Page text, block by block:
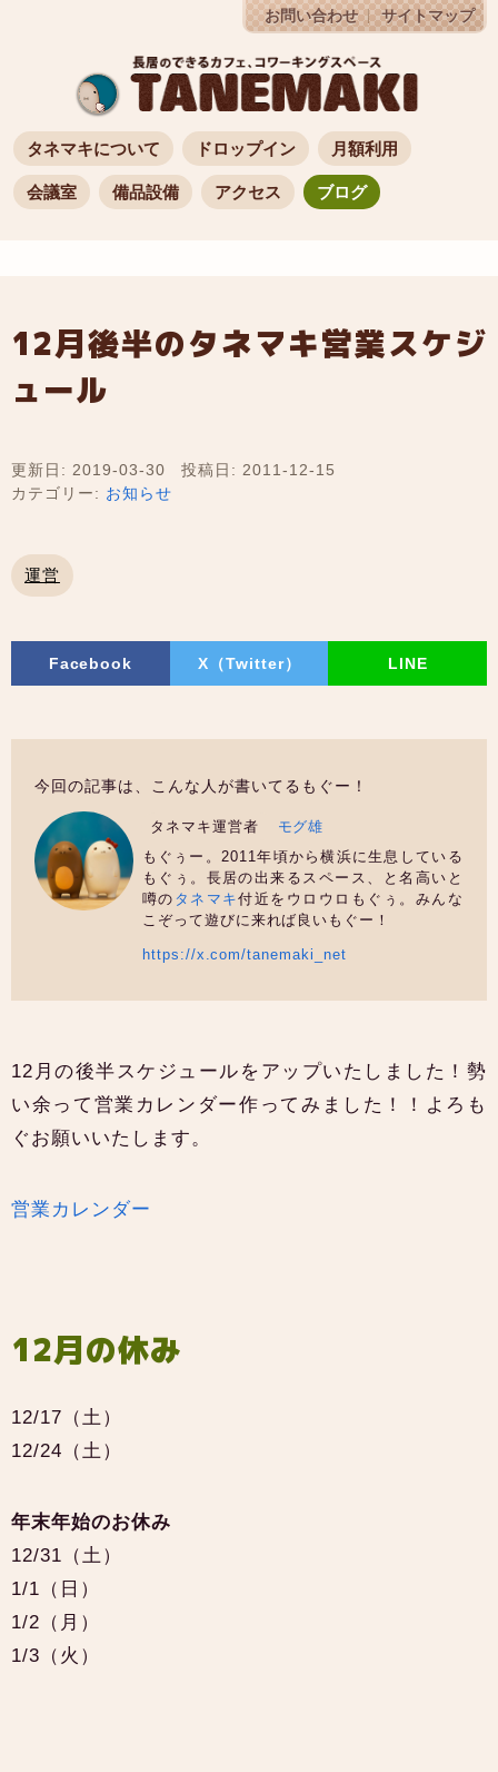
タネマキについて ドロップイン 月額利用
会議室 備品設備 アクセス ブログ
お問い合わせ サイトマップ
12月後半のタネマキ営業スケジ
ュール
更新日: 2019-03-30
投稿日: 2011-12-15
カテゴリー: お知らせ
運営
Facebook X（Twitter） LINE
今回の記事は、こんな人が書いてるもぐー！
タネマキ運営者
モグ雄
もぐぅー。2011年頃から横浜に生息している
もぐぅ。長居の出来るスペース、と名高いと
噂の タネマキ付近をウロウロもぐぅ。みんな
こぞって遊びに来れば良いもぐー！
https://x.com/tanemaki_net
12月の後半スケジュールをアップいたしました！勢
い余って営業カレンダー作ってみました！！よろも
ぐお願いいたします。
営業カレンダー
12月の休み
12/17（土）
12/24（土）
年末年始のお休み
12/31（土）
1/1（日）
1/2（月）
1/3（火）